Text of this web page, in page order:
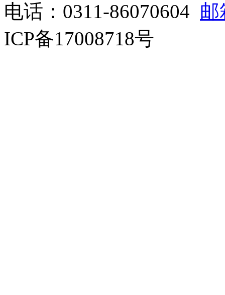
电话：0311-86070604 邮
ICP备17008718号